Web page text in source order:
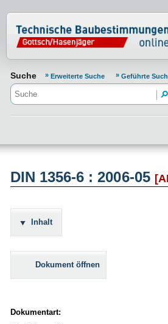
Normenportal
Suche Erweiterte Suche Geführte
DIN 1356-6 : 2006-05
Inhalt
Dokument öffnen
Dokumentart: